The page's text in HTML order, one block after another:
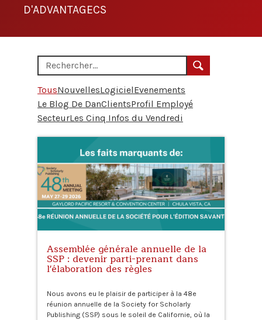
D'ADVANTAGECS
TousNouvellesLogicielEvenements
Le Blog De DanClientsProfil Employé
SecteurLes Cinq Infos du Vendredi
Assemblée générale annuelle de la
SSP : devenir parti-prenant dans
l'élaboration des règles
Nous avons eu le plaisir de participer à la 48e
réunion annuelle de la Society for Scholarly
Publishing (SSP) sous le soleil de Californie, où la